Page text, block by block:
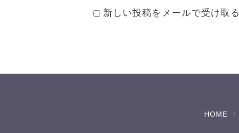
新しい投稿をメールで受け取る
HOME